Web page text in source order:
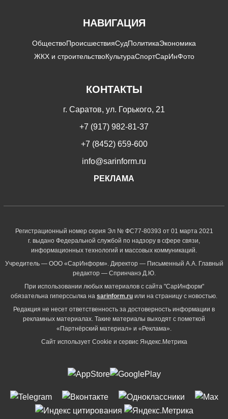
НАВИГАЦИЯ
ОбществоПроисшествияСудПолитикаЭкономика
ЖКХ и строительствоКультураСпортСарИнФото
КОНТАКТЫ
г. Саратов, ул. Горького, 21
+7 (917) 982-81-37
+7 (8452) 659-600
info@sarinform.ru
РЕКЛАМА
Регистрационный номер серия Эл № ФС77-80393 от 01 марта 2021
г. выдано Федеральной службой по надзору в сфере связи,
информационных технологий и массовых коммуникаций.
Учредитель — ООО «СарИнформ». Директор — Письменный А.А. Главный
редактор — Спринчанэ Д.Ю.
При использовании любых материалов с сайта "СарИнформ"
обязательна гиперссылка на sarinform.ru или на страницу с новостью.
Редакция не несет ответственность за достоверность информации в
рекламных материалах. Такие материалы выходят с пометкой
«Партнёрский материал» и «Реклама».
Сайт использует Cookie и сервиc Яндекс.Метрика